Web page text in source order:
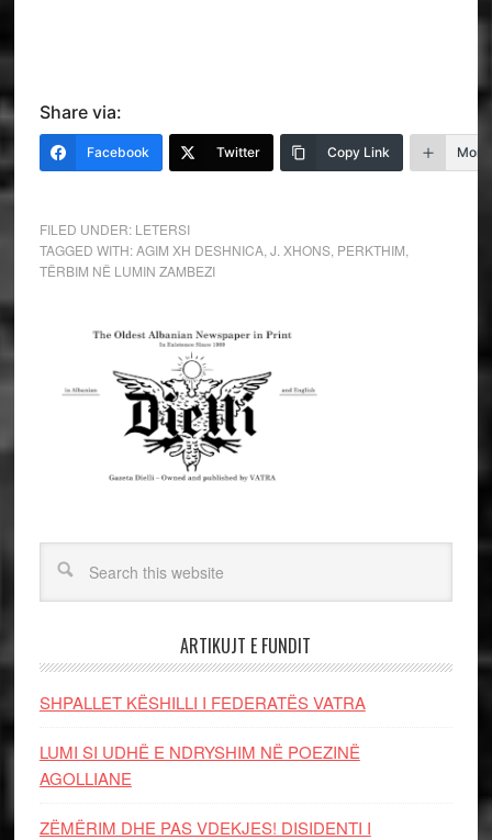
Share via:
Facebook Twitter Copy Link More
FILED UNDER: LETERSI
TAGGED WITH:AGIM XH DESHNICA, J. XHONS, PERKTHIM
TËRBIM NË LUMIN ZAMBEZI
ARTIKUJT E FUNDIT
SHPALLET KËSHILLI I FEDERATËS VATRA
LUMI SI UDHË E NDRYSHIM NË POEZINË
AGOLLIANE
ZËMËRIM DHE PAS VDEKJES! DISIDENTI I